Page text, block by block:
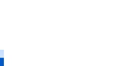
con efectivo en tu tienda más